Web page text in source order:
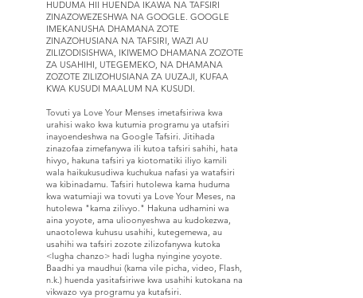
HUDUMA HII HUENDA IKAWA NA TAFSIRI
ZINAZOWEZESHWA NA GOOGLE. GOOGLE
IMEKANUSHA DHAMANA ZOTE
ZINAZOHUSIANA NA TAFSIRI, WAZI AU
ZILIZODISISHWA, IKIWEMO DHAMANA ZOZOTE
ZA USAHIHI, UTEGEMEKO, NA DHAMANA
ZOZOTE ZILIZOHUSIANA ZA UUZAJI, KUFAA
KWA KUSUDI MAALUM NA KUSUDI.
Tovuti ya Love Your Menses imetafsiriwa kwa
urahisi wako kwa kutumia programu ya utafsiri
inayoendeshwa na Google Tafsiri. Jitihada
zinazofaa zimefanywa ili kutoa tafsiri sahihi, hata
hivyo, hakuna tafsiri ya kiotomatiki iliyo kamili
wala haikukusudiwa kuchukua nafasi ya watafsiri
wa kibinadamu. Tafsiri hutolewa kama huduma
kwa watumiaji wa tovuti ya Love Your Meses, na
hutolewa "kama zilivyo." Hakuna udhamini wa
aina yoyote, ama ulioonyeshwa au kudokezwa,
unaotolewa kuhusu usahihi, kutegemewa, au
usahihi wa tafsiri zozote zilizofanywa kutoka
<lugha chanzo> hadi lugha nyingine yoyote.
Baadhi ya maudhui (kama vile picha, video, Flash,
n.k.) huenda yasitafsiriwe kwa usahihi kutokana na
vikwazo vya programu ya kutafsiri.